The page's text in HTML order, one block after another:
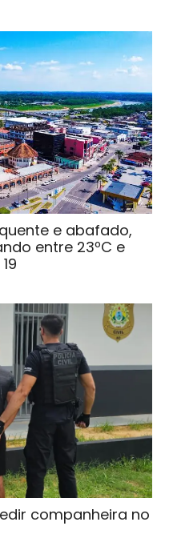
e abafado,
entre 23ºC e
companheira no